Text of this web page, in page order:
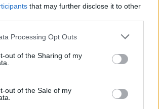
that may further disclose it to other
Processing Opt Outs
out of the Sharing of my
out of the Sale of my